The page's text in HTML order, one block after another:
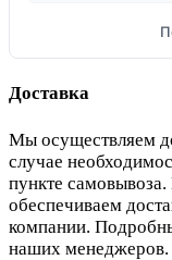
Доставка
Мы осуществляем
случае
пункте
обеспечиваем
компании.
наших менеджеров.